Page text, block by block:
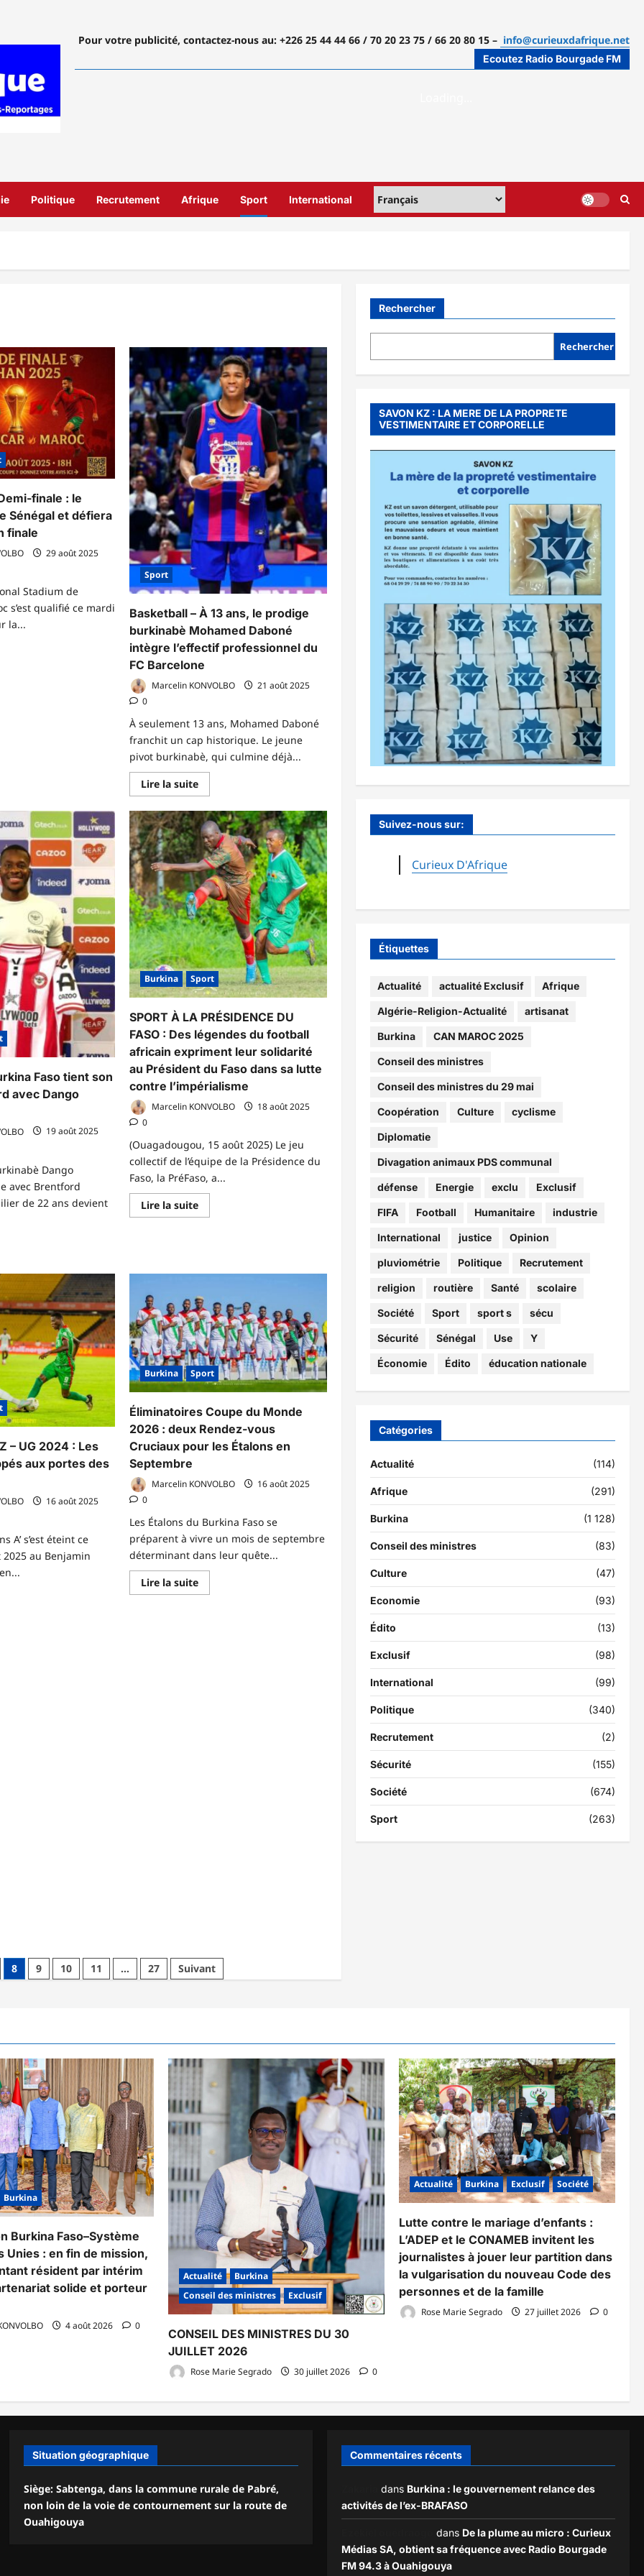
Pour votre publicité, contactez-nous au: +226 25 44 44 66 / 70 20 23 75 / 66 20 80 15 – info@curieuxdafrique.net
Ecoutez Radio Bourgade FM
Politique Recrutement Afrique Sport International
finale : le
Sénégal et défiera
finale
29 août 2025
Stadium de
s’est qualifié ce mardi
la...
Sport
Basketball – À 13 ans, le prodige
burkinabè Mohamed Daboné
intègre l’effectif professionnel du
FC Barcelone
Marcelin KONVOLBO
21 août 2025
0
À seulement 13 ans, Mohamed Daboné
franchit un cap historique. Le jeune
pivot burkinabè, qui culmine déjà...
Lire la suiteEn
savoir
sur
Basketball
–
À
13
ans,
le
prodige
burkinabè
Mohamed
Daboné
intègre
l’effectif
professionnel
du
FC
Barcelone
Faso tient son
avec Dango
19 août 2025
Dango
avec Brentford
de 22 ans devient
Burkina Sport
SPORT À LA PRÉSIDENCE DU
FASO : Des légendes du football
africain expriment leur solidarité
au Président du Faso dans sa lutte
contre l’impérialisme
Marcelin KONVOLBO
18 août 2025
0
(Ouagadougou, 15 août 2025) Le jeu
collectif de l’équipe de la Présidence du
Faso, la PréFaso, a...
Lire la suiteEn
savoir
PRÉSIDENCE
FASO
:
Des
légendes
du
football
africain
expriment
leur
solidarité
au
Président
du
Faso
dans
sa
l’impérialisme
– UG 2024 : Les
aux portes des
16 août 2025
A’ s’est éteint ce
au Benjamin
Burkina Sport
Éliminatoires Coupe du Monde
2026 : deux Rendez-vous
Cruciaux pour les Étalons en
Septembre
Marcelin KONVOLBO
16 août 2025
0
Les Étalons du Burkina Faso se
préparent à vivre un mois de septembre
déterminant dans leur quête...
Lire la suiteEn
savoir
8 9 10 11 … 27 Suivant
Rechercher
Rechercher
SAVON KZ : LA MERE DE LA PROPRETE
VESTIMENTAIRE ET CORPORELLE
Suivez-nous sur:
Curieux D'Afrique
Étiquettes
Actualité actualité Exclusif Afrique
Algérie-Religion-Actualité artisanat
Burkina CAN MAROC 2025
Conseil des ministres
Conseil des ministres du 29 mai
Coopération Culture cyclisme
Diplomatie
Divagation animaux PDS communal
défense Energie exclu Exclusif
FIFA Football Humanitaire industrie
International justice Opinion
pluviométrie Politique Recrutement
religion routière Santé scolaire
Société Sport sport s sécu
Sécurité Sénégal Use Y
Économie Édito éducation nationale
Catégories
Actualité (114)
Afrique (291)
Burkina (1 128)
Conseil des ministres (83)
Culture (47)
Economie (93)
Édito (13)
Exclusif (98)
International (99)
Politique (340)
Recrutement (2)
Sécurité (155)
Société (674)
Sport (263)
Burkina
Burkina Faso–Système
Unies : en fin de mission,
résident par intérim
solide et porteur
4 août 2026 0
Actualité
Burkina
Conseil des ministres
Exclusif
CONSEIL DES MINISTRES DU 30
JUILLET 2026
Rose Marie Segrado 30 juillet 2026 0
Actualité Burkina Exclusif Société
Lutte contre le mariage d’enfants :
L’ADEP et le CONAMEB invitent les
journalistes à jouer leur partition dans
la vulgarisation du nouveau Code des
personnes et de la famille
Rose Marie Segrado 27 juillet 2026 0
Situation géographique
Siège: Sabtenga, dans la commune rurale de Pabré,
non loin de la voie de contournement sur la route de
Ouahigouya
Commentaires récents
dans Burkina : le gouvernement relance des
activités de l’ex-BRAFASO
dans De la plume au micro : Curieux
Médias SA, obtient sa fréquence avec Radio Bourgade
FM 94.3 à Ouahigouya